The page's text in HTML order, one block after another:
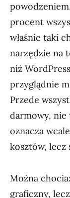
procent
właśnie taki
narzędzie na
niż
przyglądnie
Przede
darmowy, nie
oznacza
kosztów, lecz
Można
graficzny,